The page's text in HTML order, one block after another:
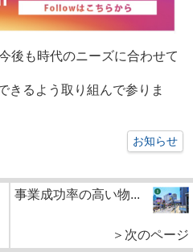
後も時代のニーズに合わせて
きるよう取り組んで参りま
お知らせ
事業成功率の高い物...
＞次のページ